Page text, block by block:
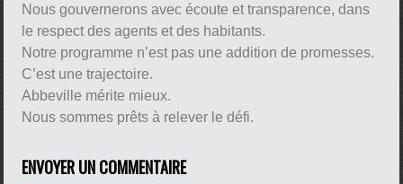
Nous gouvernerons avec écoute et transparence, dans
le respect des agents et des habitants.
Notre programme n’est pas une addition de promesses.
C’est une trajectoire.
Abbeville mérite mieux.
Nous sommes prêts à relever le défi.
ENVOYER UN COMMENTAIRE